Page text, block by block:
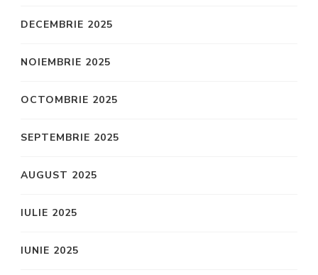
DECEMBRIE 2025
NOIEMBRIE 2025
OCTOMBRIE 2025
SEPTEMBRIE 2025
AUGUST 2025
IULIE 2025
IUNIE 2025